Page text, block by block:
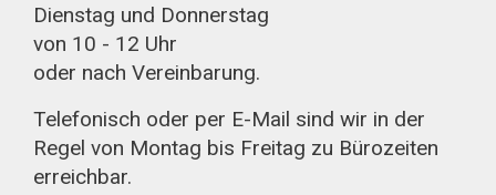
Dienstag und Donnerstag
von 10 - 12 Uhr
oder nach Vereinbarung.
Telefonisch oder per E-Mail sind wir in der
Regel von Montag bis Freitag zu Bürozeiten
erreichbar.